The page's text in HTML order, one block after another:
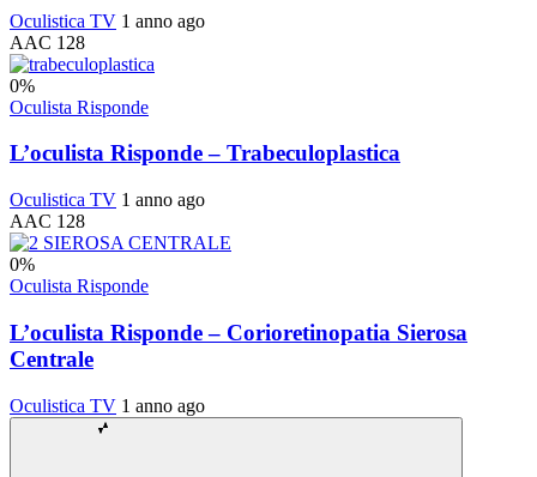
Oculistica TV 1 anno ago
AAC 128
0%
Oculista Risponde
L’oculista Risponde – Trabeculoplastica
Oculistica TV 1 anno ago
AAC 128
0%
Oculista Risponde
L’oculista Risponde – Corioretinopatia Sierosa
Centrale
Oculistica TV 1 anno ago